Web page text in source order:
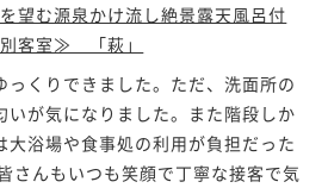
望む源泉かけ流し絶景露天風呂付
客室≫ 「萩」
っくりできました。ただ、洗面所の
いが気になりました。また階段しか
大浴場や食事処の利用が負担だった
さんもいつも笑顔で丁寧な接客で気